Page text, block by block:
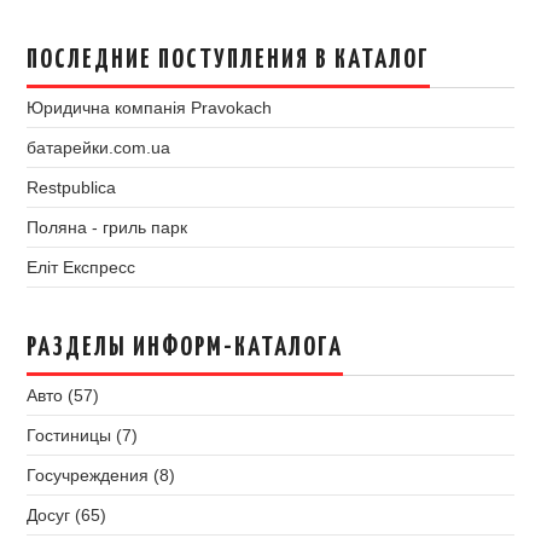
ПОСЛЕДНИЕ ПОСТУПЛЕНИЯ В КАТАЛОГ
Юридична компанія Pravokach
батарейки.com.ua
Restpublica
Поляна - гриль парк
Еліт Експресс
РАЗДЕЛЫ ИНФОРМ-КАТАЛОГА
Авто (57)
Гостиницы (7)
Госучреждения (8)
Досуг (65)